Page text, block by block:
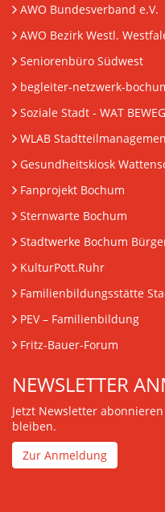
AWO Bundesverband e.V.
AWO Bezirk Westl.
Seniorenbüro Südwest
begleiter-netzwerk-
Soziale Stadt - WAT
WLAB
Gesundheitskiosk
Fanprojekt Bochum
Sternwarte Bochum
Stadtwerke Bochum
KulturPott.Ruhr
Familienbildungsstätte
PEV– Familienbildung
Fritz-Bauer-Forum
NEWSLETTER
Jetzt Newsletter
bleiben.
Zur Anmeldung